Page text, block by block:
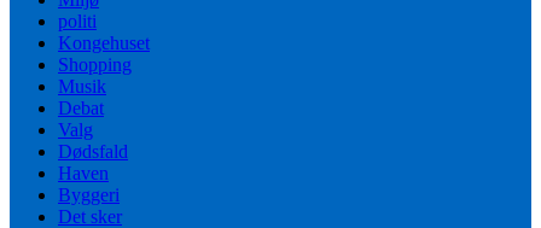
politi
Kongehuset
Shopping
Musik
Debat
Valg
Dødsfald
Haven
Byggeri
Det sker